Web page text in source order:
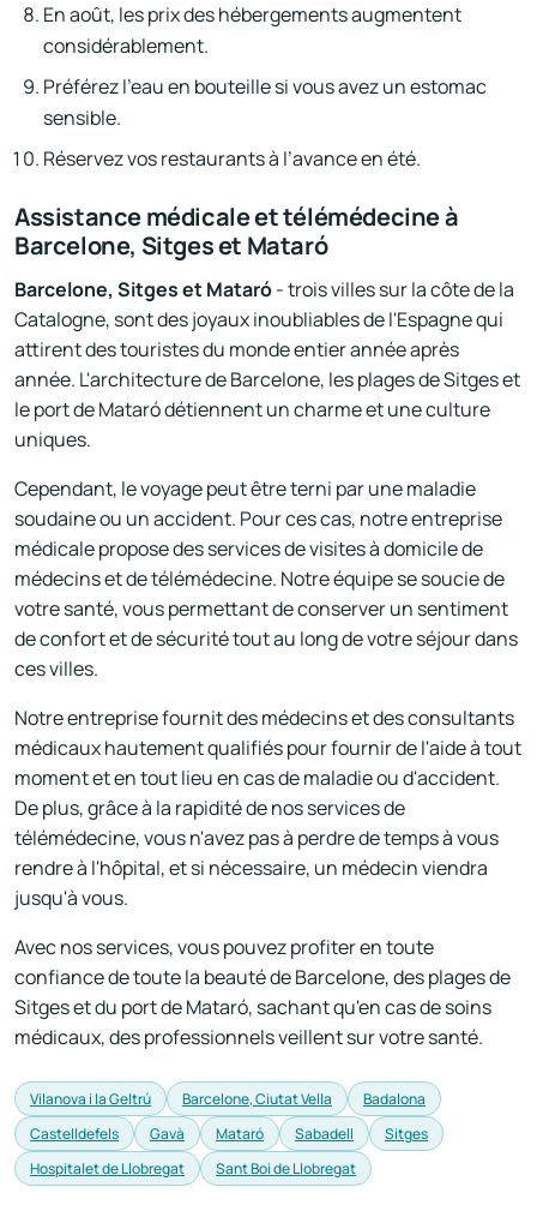
En août, les prix des hébergements augmentent
considérablement.
Préférez l’eau en bouteille si vous avez un estomac
sensible.
Réservez vos restaurants à l’avance en été.
Assistance médicale et télémédecine à
Barcelone, Sitges et Mataró
Barcelone, Sitges et Mataró- trois villes sur la côte de la
Catalogne, sont des joyaux inoubliables de l'Espagne qui
attirent des touristes du monde entier année après
année. L'architecture de Barcelone, les plages de Sitges et
le port de Mataró détiennent un charme et une culture
uniques.
Cependant, le voyage peut être terni par une maladie
soudaine ou un accident. Pour ces cas, notre entreprise
médicale propose des services de visites à domicile de
médecins et de télémédecine. Notre équipe se soucie de
votre santé, vous permettant de conserver un sentiment
de confort et de sécurité tout au long de votre séjour dans
ces villes.
Notre entreprise fournit des médecins et des consultants
médicaux hautement qualifiés pour fournir de l'aide à tout
moment et en tout lieu en cas de maladie ou d'accident.
De plus, grâce à la rapidité de nos services de
télémédecine, vous n'avez pas à perdre de temps à vous
rendre à l'hôpital, et si nécessaire, un médecin viendra
jusqu'à vous.
Avec nos services, vous pouvez profiter en toute
confiance de toute la beauté de Barcelone, des plages de
Sitges et du port de Mataró, sachant qu'en cas de soins
médicaux, des professionnels veillent sur votre santé.
Vilanova i la Geltrú Barcelone, Ciutat Vella
Badalona
Castelldefels
Gavà Mataró Sabadell
Sitges
Hospitalet de Llobregat
Sant Boi de Llobregat